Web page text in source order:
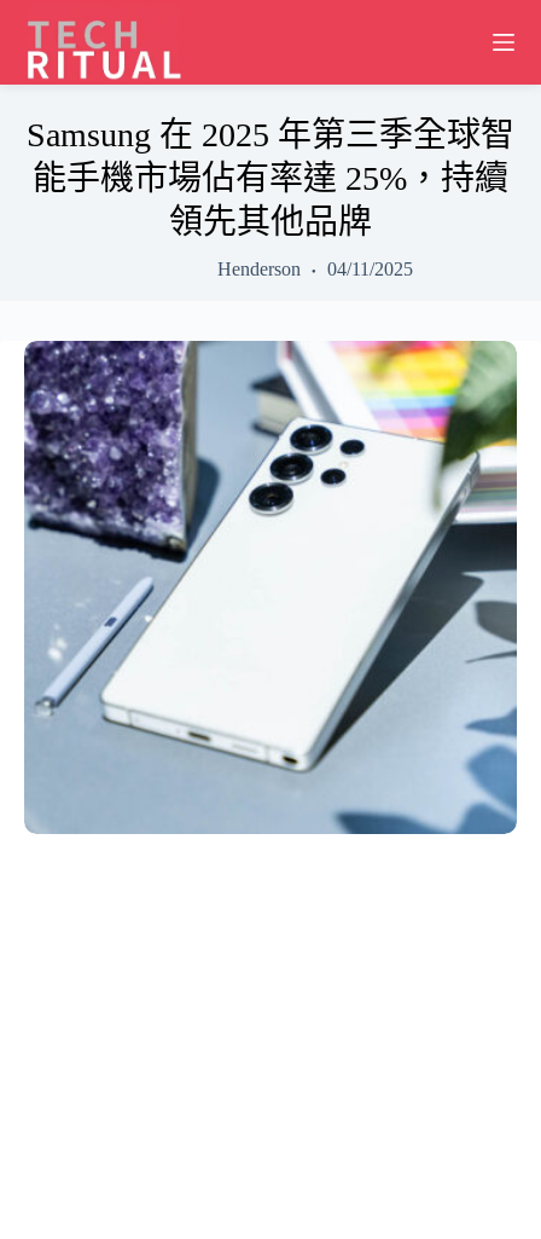
content
Samsung 在 2025 年第三季全球智
能手機市場佔有率達 25%，持續
領先其他品牌
Henderson 04/11/2025